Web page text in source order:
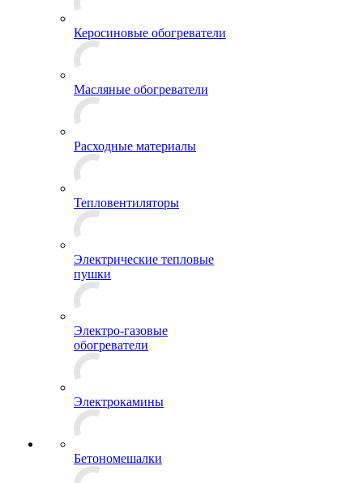
Керосиновые обогреватели
Масляные обогреватели
Расходные материалы
Тепловентиляторы
Электрические тепловые
пушки
Электро-газовые
обогреватели
Электрокамины
Бетономешалки